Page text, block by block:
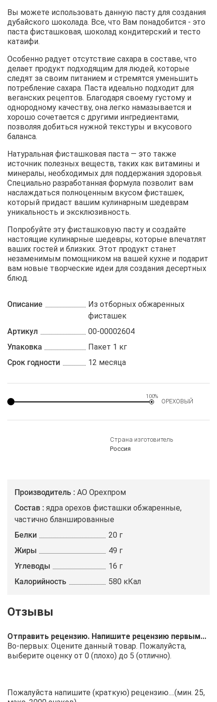
Вы можете использовать данную пасту для создания
дубайского шоколада. Все, что Вам понадобится - это
паста фисташковая, шоколад кондитерский и тесто
катаифи.
Особенно радует отсутствие сахара в составе, что
делает продукт подходящим для людей, которые
следят за своим питанием и стремятся уменьшить
потребление сахара. Паста идеально подходит для
веганских рецептов. Благодаря своему густому и
однородному качеству, она легко намазывается и
хорошо сочетается с другими ингредиентами,
позволяя добиться нужной текстуры и вкусового
баланса.
Натуральная фисташковая паста — это также
источник полезных веществ, таких как витамины и
минералы, необходимых для поддержания здоровья.
Специально разработанная формула позволит вам
наслаждаться полноценным вкусом фисташек,
который придаст вашим кулинарным шедеврам
уникальность и эксклюзивность.
Попробуйте эту фисташковую пасту и создайте
настоящие кулинарные шедевры, которые впечатлят
ваших гостей и близких. Этот продукт станет
незаменимым помощником на вашей кухне и подарит
вам новые творческие идеи для создания десертных
блюд.
Описание
Из отборных обжаренных
фисташек
Артикул
00-00002604
Упаковка
Пакет 1 кг
Срок годности
12 месяца
100%
ОРЕХОВЫЙ
Страна изготовитель
Россия
Производитель
АО Орехпром
Состав
ядра орехов фисташки обжаренные,
частично бланшированные
Белки
20 г
Жиры
49 г
Углеводы
16 г
Калорийность
580 кКал
Отправить рецензию. Напишите рецензию первым...
Во-первых: Оцените данный товар. Пожалуйста,
выберите оценку от 0 (плохо) до 5 (отлично).
Пожалуйста напишите (краткую) рецензию....(мин. 25,